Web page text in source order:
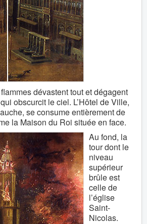
dévastent tout et dégagent
obscurcit le ciel. L’Hôtel de Ville,
se consume entièrement de
la Maison du Roi située en face.
Au fond, la
tour dont le
niveau
supérieur
brûle est
celle de
l’église
Saint-
Nicolas.